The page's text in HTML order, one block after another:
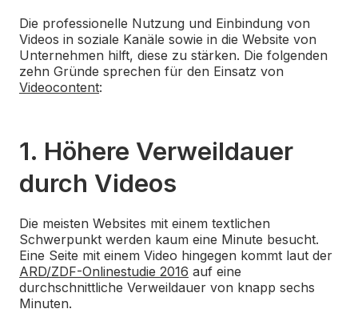
Die professionelle Nutzung und Einbindung von
Videos in soziale Kanäle sowie in die Website von
Unternehmen hilft, diese zu stärken. Die folgenden
zehn Gründe sprechen für den Einsatz von
Videocontent:
1. Höhere Verweildauer
durch Videos
Die meisten Websites mit einem textlichen
Schwerpunkt werden kaum eine Minute besucht.
Eine Seite mit einem Video hingegen kommt laut der
ARD/ZDF-Onlinestudie 2016 auf eine
durchschnittliche Verweildauer von knapp sechs
Minuten.